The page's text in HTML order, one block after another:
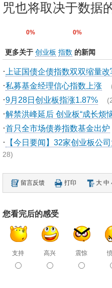
咒也将取决于数据
0% 0%
更多关于 创业板 指数 的新闻
· 上证国债企债指数双双缩量
·私募基金经理信心指数上涨
·9月28日创业板指涨1.87%
·解禁洪峰延后 创业板“成长烦
·首只全市场债券指数基金出炉
· 【今日要闻】32家创业板公
28)
留言反馈 打印 大 中
您看完后的感受
支持 高兴 震惊